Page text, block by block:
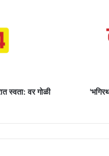
स्वता: वर गोळी